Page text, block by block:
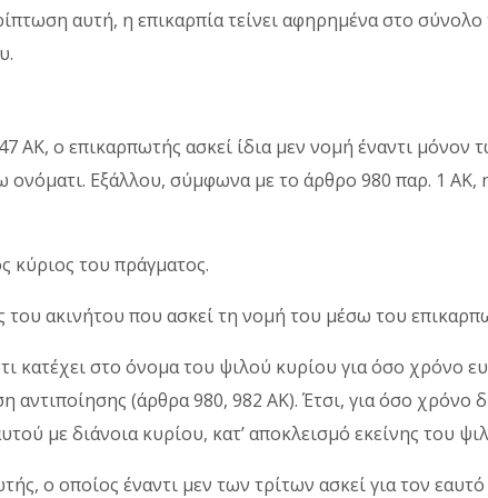
αυτή, η επικαρπία τείνει αφηρημένα στο
ΑΚ, ο επικαρπωτής ασκεί ίδια μεν νομή έναντι μόνον
ονόματι. Εξάλλου, σύμφωνα με το άρθρο 980 παρ. 1
κύριος του πράγματος.
του ακινήτου που ασκεί τη νομή του μέσω του
κατέχει στο όνομα του ψιλού κυρίου για όσο χρόνο
αντιποίησης (άρθρα 980, 982 ΑΚ). Έτσι, για όσο χρόνο
με διάνοια κυρίου, κατ’ αποκλεισμό εκείνης του
ο οποίος έναντι μεν των τρίτων ασκεί για τον